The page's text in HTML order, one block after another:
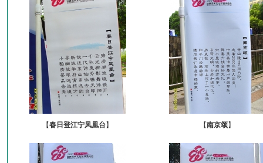
【春日登江宁凤凰台】 【南京颂】